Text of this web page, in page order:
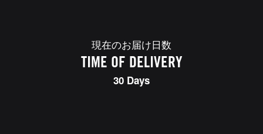
現在のお届け日数
TIME OF DELIVERY
30 Days